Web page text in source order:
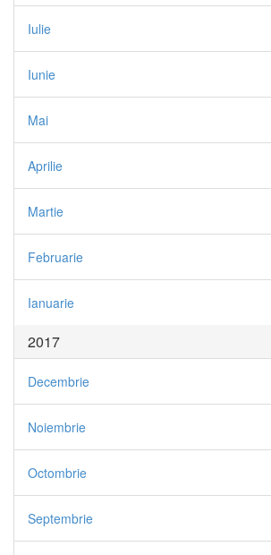
Iulie
Iunie
Mai
Aprilie
Martie
Februarie
Ianuarie
2017
Decembrie
Noiembrie
Octombrie
Septembrie